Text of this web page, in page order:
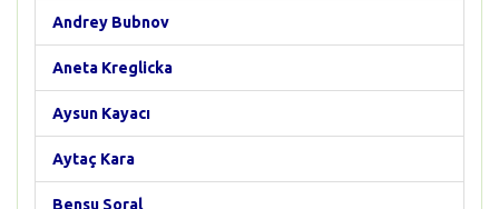
Andrey Bubnov
Aneta Kreglicka
Aysun Kayacı
Aytaç Kara
Bensu Soral